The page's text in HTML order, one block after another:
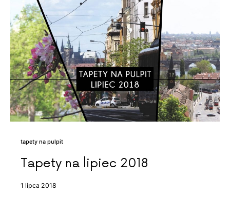
tapety na pulpit
Tapety na lipiec 2018
1 lipca 2018